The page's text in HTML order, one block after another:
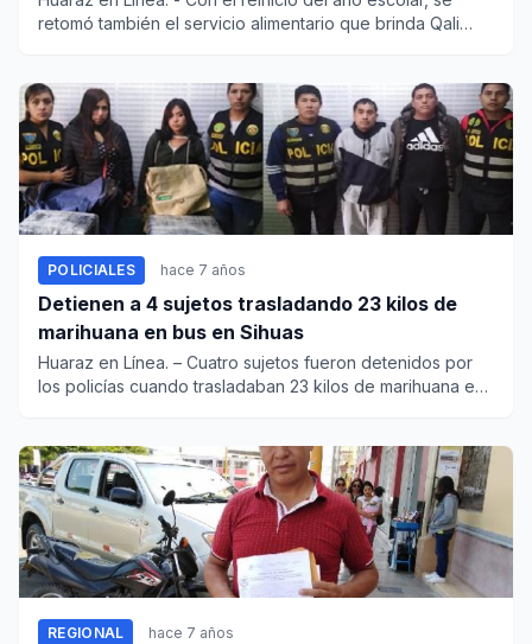
retomó también el servicio alimentario que brinda Qali
POLICIALES hace 7 años
Detienen a 4 sujetos trasladando 23 kilos de
marihuana en bus en Sihuas
Huaraz en Línea. – Cuatro sujetos fueron detenidos por
los policías cuando trasladaban 23 kilos de marihuana en
REGIONAL hace 7 años